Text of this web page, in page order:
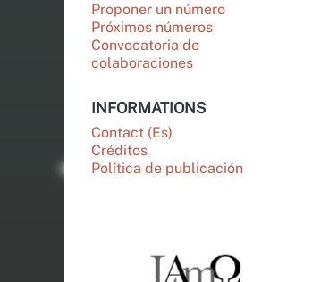
Proponer un número
Próximos números
Convocatoria de
colaboraciones
INFORMATIONS
Contact (Es)
Créditos
Política de publicación